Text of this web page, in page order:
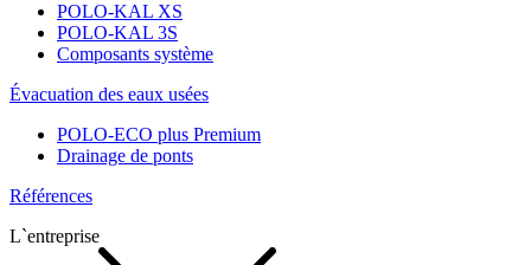
POLO-KAL XS
POLO-KAL 3S
Composants système
Évacuation des eaux usées
POLO-ECO plus Premium
Drainage de ponts
Références
L`entreprise